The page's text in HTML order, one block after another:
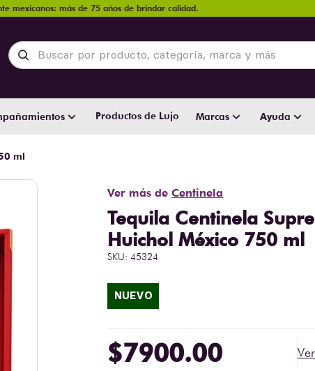
mexicanos: más de 75 años de brindar calidad.
Buscar por producto, categoría, marca y más
Productos de Lujo Marcas Ayuda
ml
Ver más de Centinela
Tequila Centinela
Huichol México 750 ml
SKU: 45324
NUEVO
$7900.00